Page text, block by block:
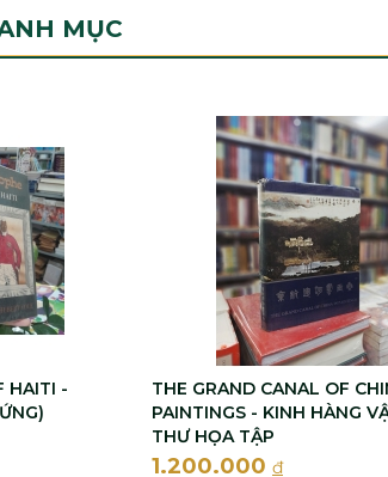
MỤC
HAITI -
THE GRAND CANAL OF
PAINTINGS - KINH HÀNG
THƯ HỌA TẬP
1.200.000 đ